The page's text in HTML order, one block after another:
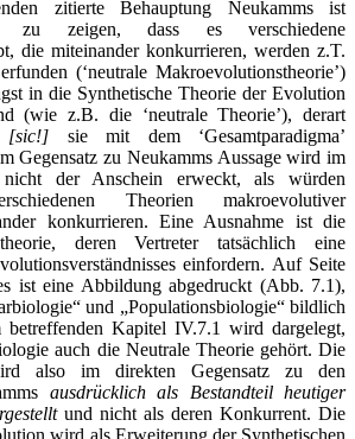
zitierte Behauptung Neukamms ist
zu zeigen, dass es verschiedene
die miteinander konkurrieren, werden z.T.
(‘neutrale Makroevolutionstheorie’)
in die Synthetische Theorie der Evolution
(wie z.B. die ‘neutrale Theorie’), derart
[sic!] sie mit dem ‘Gesamtparadigma’
Gegensatz zu Neukamms Aussage wird im
der Anschein erweckt, als würden
Theorien makroevolutiver
konkurrieren. Eine Ausnahme ist die
deren Vertreter tatsächlich eine
einfordern. Auf Seite
ist eine Abbildung abgedruckt (Abb. 7.1),
und „Populationsbiologie“ bildlich
Kapitel IV.7.1 wird dargelegt,
auch die Neutrale Theorie gehört. Die
also im direkten Gegensatz zu den
ausdrücklich als Bestandteil heutiger
und nicht als deren Konkurrent. Die
wird als Erweiterung der Synthetischen